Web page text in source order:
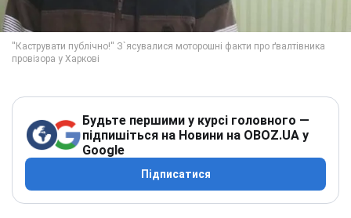
Будьте першими у курсі головного —
підпишіться на Новини на OBOZ.UA у
Google
Підписатися